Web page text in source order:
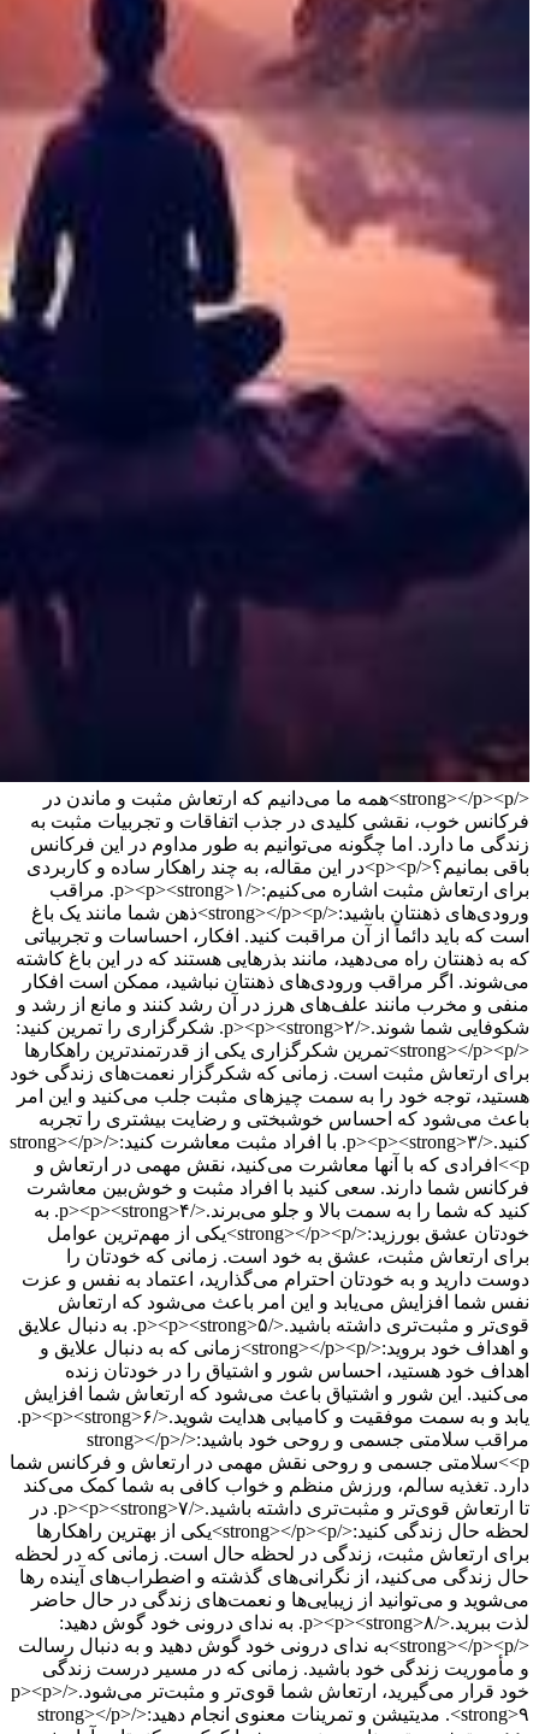
</strong></p><p>همه ما می‌دانیم که ارتعاش مثبت و ماندن در
فرکانس خوب، نقشی کلیدی در جذب اتفاقات و تجربیات مثبت به
زندگی ما دارد. اما چگونه می‌توانیم به طور مداوم در این فرکانس
باقی بمانیم؟</p><p>در این مقاله، به چند راهکار ساده و کاربردی
برای ارتعاش مثبت اشاره می‌کنیم:</p><p><strong>۱. مراقب
ورودی‌های ذهنتان باشید:</strong></p><p>ذهن شما مانند یک باغ
است که باید دائماً از آن مراقبت کنید. افکار، احساسات و تجربیاتی
که به ذهنتان راه می‌دهید، مانند بذرهایی هستند که در این باغ کاشته
می‌شوند. اگر مراقب ورودی‌های ذهنتان نباشید، ممکن است افکار
منفی و مخرب مانند علف‌های هرز در آن رشد کنند و مانع از رشد و
شکوفایی شما شوند.</p><p><strong>۲. شکرگزاری را تمرین کنید:
</strong></p><p>تمرین شکرگزاری یکی از قدرتمندترین راهکارها
برای ارتعاش مثبت است. زمانی که شکرگزار نعمت‌های زندگی خود
هستید، توجه خود را به سمت چیزهای مثبت جلب می‌کنید و این امر
باعث می‌شود که احساس خوشبختی و رضایت بیشتری را تجربه
کنید.</p><p><strong>۳. با افراد مثبت معاشرت کنید:</strong></p>
<p>افرادی که با آنها معاشرت می‌کنید، نقش مهمی در ارتعاش و
فرکانس شما دارند. سعی کنید با افراد مثبت و خوش‌بین معاشرت
کنید که شما را به سمت بالا و جلو می‌برند.</p><p><strong>۴. به
خودتان عشق بورزید:</strong></p><p>یکی از مهم‌ترین عوامل
برای ارتعاش مثبت، عشق به خود است. زمانی که خودتان را
دوست دارید و به خودتان احترام می‌گذارید، اعتماد به نفس و عزت
نفس شما افزایش می‌یابد و این امر باعث می‌شود که ارتعاش
قوی‌تر و مثبت‌تری داشته باشید.</p><p><strong>۵. به دنبال علایق
و اهداف خود بروید:</strong></p><p>زمانی که به دنبال علایق و
اهداف خود هستید، احساس شور و اشتیاق را در خودتان زنده
می‌کنید. این شور و اشتیاق باعث می‌شود که ارتعاش شما افزایش
یابد و به سمت موفقیت و کامیابی هدایت شوید.</p><p><strong>۶.
مراقب سلامتی جسمی و روحی خود باشید:</strong></p>
<p>سلامتی جسمی و روحی نقش مهمی در ارتعاش و فرکانس شما
دارد. تغذیه سالم، ورزش منظم و خواب کافی به شما کمک می‌کند
تا ارتعاش قوی‌تر و مثبت‌تری داشته باشید.</p><p><strong>۷. در
لحظه حال زندگی کنید:</strong></p><p>یکی از بهترین راهکارها
برای ارتعاش مثبت، زندگی در لحظه حال است. زمانی که در لحظه
حال زندگی می‌کنید، از نگرانی‌های گذشته و اضطراب‌های آینده رها
می‌شوید و می‌توانید از زیبایی‌ها و نعمت‌های زندگی در حال حاضر
لذت ببرید.</p><p><strong>۸. به ندای درونی خود گوش دهید:
</strong></p><p>به ندای درونی خود گوش دهید و به دنبال رسالت
و مأموریت زندگی خود باشید. زمانی که در مسیر درست زندگی
خود قرار می‌گیرید، ارتعاش شما قوی‌تر و مثبت‌تر می‌شود.</p><p>
<strong>۹. مدیتیشن و تمرینات معنوی انجام دهید:</strong></p>